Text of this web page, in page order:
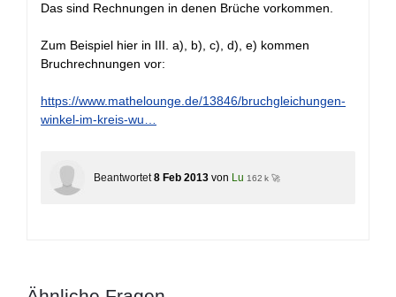
Das sind Rechnungen in denen Brüche vorkommen.
Zum Beispiel hier in III. a), b), c), d), e) kommen
Bruchrechnungen vor:
https://www.mathelounge.de/13846/bruchgleichungen-
winkel-im-kreis-wu…
Beantwortet 8 Feb 2013 von Lu 162 k 🚀